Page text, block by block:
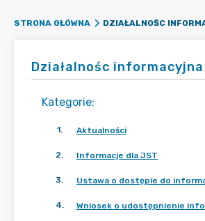
STRONA GŁÓWNA DZIAŁALNOŚC
Działalnośc informacyjna
Kategorie:
1. Aktualności
2. Informacje dla JST
3. Ustawa o dostępie do
4. Wniosek o udostępnienie